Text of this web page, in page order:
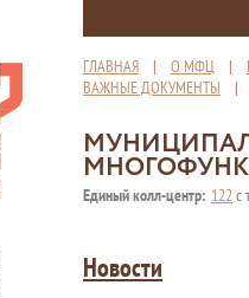
ГЛАВНАЯ | О МФЦ |
ВАЖНЫЕ ДОКУМЕНТЫ
Единый колл-центр: 122с
Новости